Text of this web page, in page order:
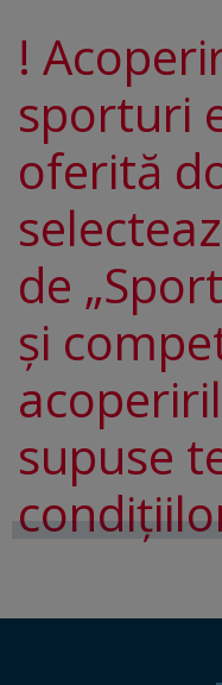
!
sporturi
oferită
de
și
supuse